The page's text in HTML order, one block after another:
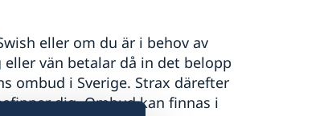
eller om du är i behov av
vän betalar då in det belopp
ombud i Sverige. Strax därefter
dig. Ombud kan finnas i